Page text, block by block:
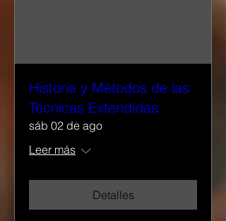
Historia y Métodos de las
Técnicas Extendidas
sáb 02 de ago
Leer más
Detalles